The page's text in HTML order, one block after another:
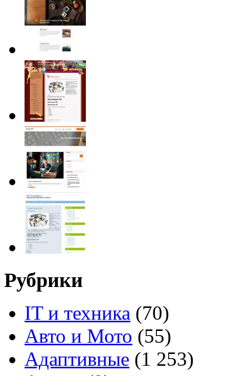
Рубрики
IT и техника (70)
Авто и Мото (55)
Адаптивные (1 253)